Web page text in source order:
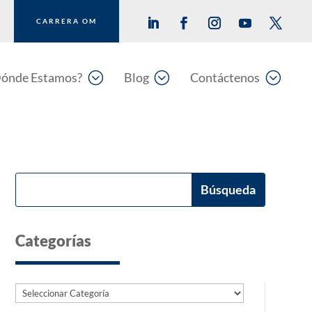
CARRERA OM
;
Estamos? ;
Blog ;
Contáctenos
Categorías
Categorías